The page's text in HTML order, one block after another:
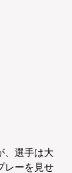
、選手は大
レーを見せ